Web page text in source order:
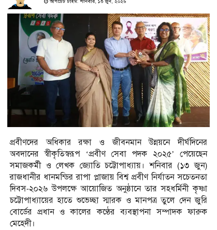
আপডেট টাইম: শনিবার, ১৩ জুন, ২০২৬
প্রবীণদের অধিকার রক্ষা ও জীবনমান উন্নয়নে দীর্ঘদিনের
অবদানের স্বীকৃতিস্বরূপ ‘প্রবীণ সেবা পদক ২০২৫’ পেয়েছেন
সমাজকর্মী ও লেখক জ্যোতি চট্টোপাধ্যায়। শনিবার (১৩ জুন)
রাজধানীর ধানমন্ডির রাপা প্লাজায় বিশ্ব প্রবীণ নির্যাতন সচেতনতা
দিবস-২০২৬ উপলক্ষে আয়োজিত অনুষ্ঠানে তার সহধর্মিনী কৃষ্ণা
চট্টোপাধ্যায়ের হাতে শুভেচ্ছা স্মারক ও মানপত্র তুলে দেন জুরি
বোর্ডের প্রধান ও কালের কণ্ঠের ব্যবস্থাপনা সম্পাদক ফারুক
মেহেদী।